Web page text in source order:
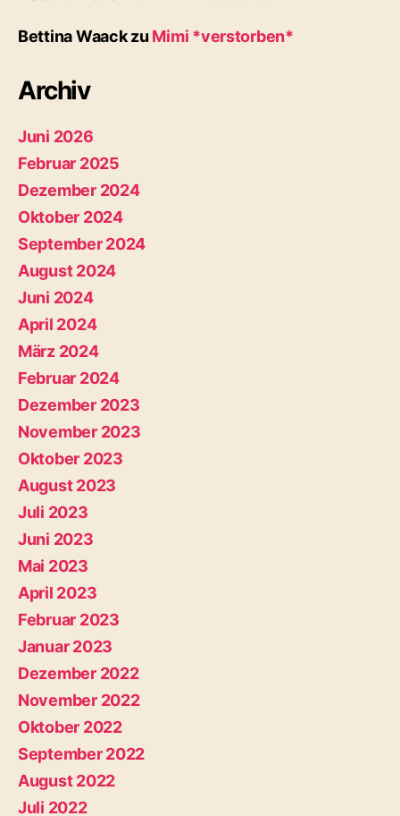
Bettina Waackzu Mimi *verstorben*
Archiv
Juni 2026
Februar 2025
Dezember 2024
Oktober 2024
September 2024
August 2024
Juni 2024
April 2024
März 2024
Februar 2024
Dezember 2023
November 2023
Oktober 2023
August 2023
Juli 2023
Juni 2023
Mai 2023
April 2023
Februar 2023
Januar 2023
Dezember 2022
November 2022
Oktober 2022
September 2022
August 2022
Juli 2022